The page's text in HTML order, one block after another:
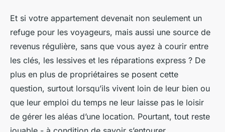
Maximiser vos revenus avec
une conciergerie location
courte durée
Éléanore •17/04/2026 15:32•11 min de lecture
Et si votre appartement devenait non seulement un
refuge pour les voyageurs, mais aussi une source de
revenus régulière, sans que vous ayez à courir entre
les clés, les lessives et les réparations express ? De
plus en plus de propriétaires se posent cette
question, surtout lorsqu’ils vivent loin de leur bien ou
que leur emploi du temps ne leur laisse pas le loisir
de gérer les aléas d’une location. Pourtant, tout reste